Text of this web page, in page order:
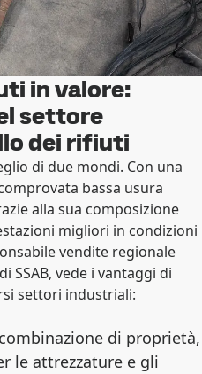
in valore:
settore
dei rifiuti
di due mondi. Con una
bassa usura
alla sua composizione
migliori in condizioni
vendite regionale
SSAB, vede i vantaggi di
settori industriali:
di proprietà,
le attrezzature e gli